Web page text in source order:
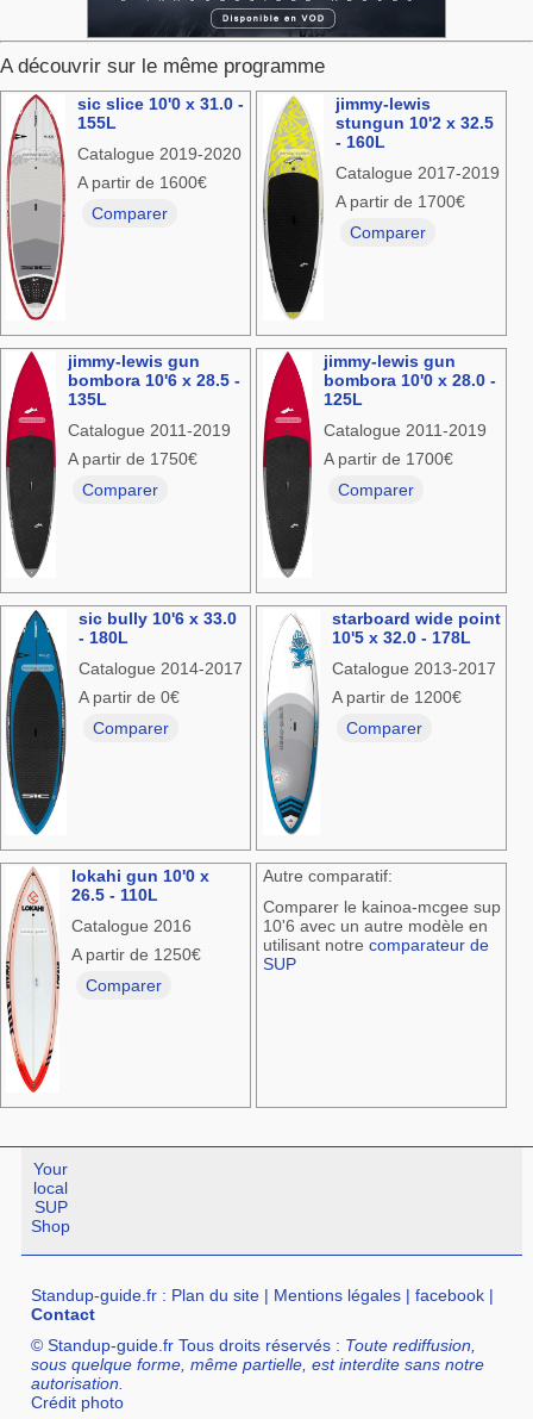
A découvrir sur le même programme
sic slice 10'0 x 31.0 -
155L
Catalogue 2019-2020
A partir de 1600€
Comparer
jimmy-lewis
stungun 10'2 x 32.5
- 160L
Catalogue 2017-2019
A partir de 1700€
Comparer
jimmy-lewis gun
bombora 10'6 x 28.5 -
135L
Catalogue 2011-2019
A partir de 1750€
Comparer
jimmy-lewis gun
bombora 10'0 x 28.0 -
125L
Catalogue 2011-2019
A partir de 1700€
Comparer
sic bully 10'6 x 33.0
- 180L
Catalogue 2014-2017
A partir de 0€
Comparer
starboard wide point
10'5 x 32.0 - 178L
Catalogue 2013-2017
A partir de 1200€
Comparer
lokahi gun 10'0 x
26.5 - 110L
Catalogue 2016
A partir de 1250€
Comparer
Autre comparatif:
Comparer le kainoa-mcgee sup
10'6 avec un autre modèle en
utilisant notre comparateur de
SUP
Your
local
SUP
Shop
Standup-guide.fr : Plan du site | Mentions légales |facebook |
Contact
© Standup-guide.fr Tous droits réservés : Toute rediffusion,
sous quelque forme, même partielle, est interdite sans notre
autorisation.
Crédit photo